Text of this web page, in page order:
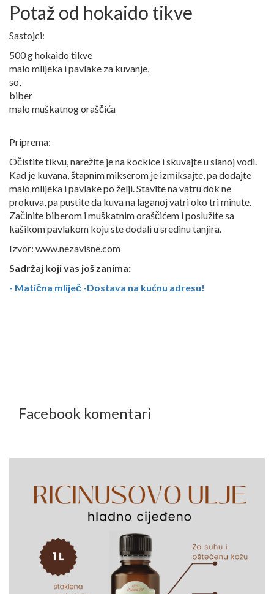
Potaž od hokaido tikve
Sastojci:
500 g hokaido tikve
malo mlijeka i pavlake za kuvanje,
so,
biber
malo muškatnog oraščića
Priprema:
Očistite tikvu, narežite je na kockice i skuvajte u slanoj vodi.
Kad je kuvana, štapnim mikserom je izmiksajte, pa dodajte
malo mlijeka i pavlake po želji. Stavite na vatru dok ne
prokuva, pa pustite da kuva na laganoj vatri oko tri minute.
Začinite biberom i muškatnim oraščićem i poslužite sa
kašikom pavlakom koju ste dodali u sredinu tanjira.
Izvor: www.nezavisne.com
Sadržaj koji vas još zanima:
- Matična mliječ -Dostava na kućnu adresu!
Facebook komentari